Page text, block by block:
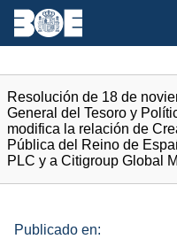
Resolución de 18 de
General del Tesoro y
modifica la relación de
Pública del Reino de
PLC y a Citigroup Global
Publicado en: